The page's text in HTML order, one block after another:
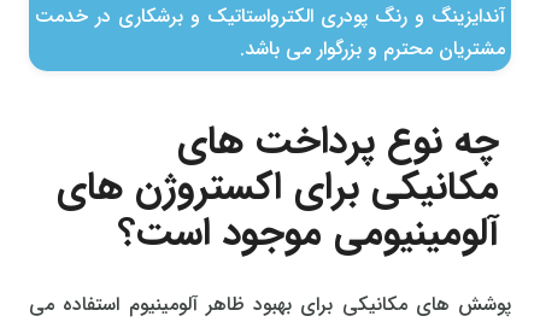
آندایزینگ و رنگ پودری الکترواستاتیک و برشکاری در خدمت
مشتریان محترم و بزرگوار می باشد.
چه نوع پرداخت های
مکانیکی برای اکستروژن های
آلومینیومی موجود است؟
پوشش های مکانیکی برای بهبود ظاهر آلومینیوم استفاده می